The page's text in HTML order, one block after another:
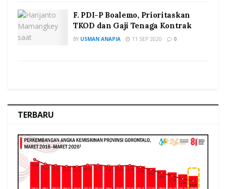
F. PDI-P Boalemo, Prioritaskan
TKOD dan Gaji Tenaga Kontrak
BY USMAN ANAPIA 11 SEP 2020 0
TERBARU